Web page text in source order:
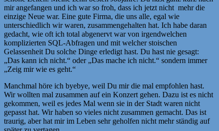
mir angefangen und ich war so froh, dass ich jetzt nicht mehr die
einzige Neue war. Eine gute Firma, die uns alle, egal wie
unterschiedlich wir waren, zusammengehalten hat. Ich habe daran
gedacht, wie oft ich total abgenervt war von irgendwelchen
komplizierten SQL-Abfragen und mit welcher stoischen
Gelassenheit Du solche Dinge erledigt hast. Du hast nie gesagt:
„Das kann ich nicht.“ oder „Das mache ich nicht.“ sondern immer
„Zeig mir wie es geht.“
Manchmal höre ich byebye, weil Du mir die mal empfohlen hast.
Wir wollten mal zusammen auf ein Konzert gehen. Dazu ist es nicht
gekommen, weil es jedes Mal wenn sie in der Stadt waren nicht
gepasst hat. Wir haben so vieles nicht zusammen gemacht. Das ist
traurig, aber hat mir im Leben sehr geholfen nicht mehr ständig auf